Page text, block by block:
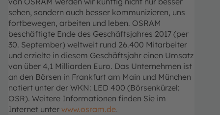
sehen, sondern auch besser kommunizieren, uns
fortbewegen, arbeiten und leben. OSRAM
beschäftigte Ende des Geschäftsjahres 2017 (per
30. September) weltweit rund 26.400 Mitarbeiter
und erzielte in diesem Geschäftsjahr einen Umsatz
von über 4,1 Milliarden Euro. Das Unternehmen ist
an den Börsen in Frankfurt am Main und München
notiert unter der WKN: LED 400 (Börsenkürzel:
OSR). Weitere Informationen finden Sie im
Internet unter www.osram.de.